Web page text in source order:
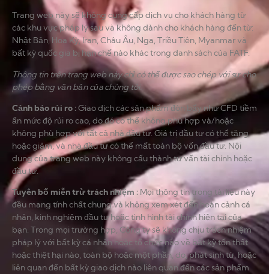
Trang web này sẽ không cung cấp dịch vụ cho khách hàng từ
các khu vực pháp lý sau và không dành cho khách hàng đến từ:
Nhật Bản, Hoa Kỳ, Iran, Châu Âu, Nga, Triều Tiên, Myanmar và
bất kỳ quốc gia bị hạn chế nào khác trong danh sách của FATF.
Thông tin trên trang web này chỉ có thể được sao chép với sự cho
phép bằng văn bản của chúng tôi.
Cảnh báo rủi ro :Giao dịch các sản phẩm đòn bẩy như CFD tiềm
ẩn mức độ rủi ro cao, do đó có thể không phù hợp và/hoặc
không phù hợp với tất cả nhà đầu tư. Giá trị đầu tư có thể tăng
hoặc giảm, và nhà đầu tư có thể mất toàn bộ vốn đầu tư. Nội
dung của trang web này không cấu thành tư vấn tài chính hoặc
đầu tư.
Tuyên bố miễn trừ trách nhiệm : Mọi thông tin trong tài liệu này
đều mang tính chất chung và không xem xét đến hoàn cảnh cá
nhân, kinh nghiệm đầu tư hoặc tình hình tài chính hiện tại của
bạn. Trong mọi trường hợp, Công ty sẽ không chịu trách nhiệm
pháp lý với bất kỳ cá nhân hoặc tổ chức nào về bất kỳ tổn thất
hoặc thiệt hại nào, toàn bộ hoặc một phần, do, phát sinh từ, hoặc
liên quan đến bất kỳ giao dịch nào liên quan đến các sản phẩm